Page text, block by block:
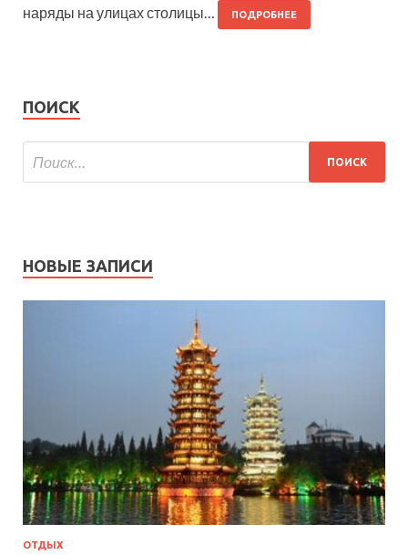
наряды на улицах столицы…
ПОДРОБНЕЕ
ПОИСК
НОВЫЕ ЗАПИСИ
ОТДЫХ